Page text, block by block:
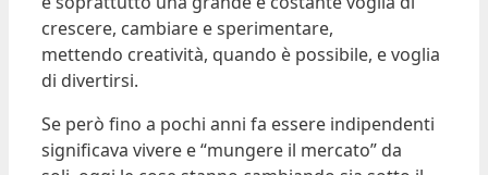
crescere, cambiare e sperimentare,
mettendo creatività, quando è possibile, e voglia
di divertirsi.
Se però fino a pochi anni fa essere indipendenti
significava vivere e “mungere il mercato” da